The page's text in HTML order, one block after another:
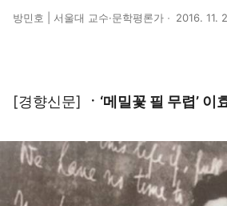
방민호 | 서울대 교수·문학평론가 2016. 11.
[경향신문] ㆍ‘메밀꽃 필 무렵’